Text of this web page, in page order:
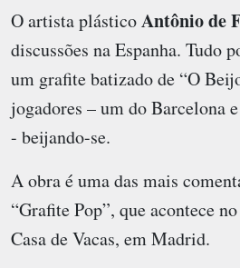
O artista plásticoAntônio de
discussões na Espanha. Tudo
um grafite batizado de “O
jogadores – um do Barcelona
- beijando-se.
A obra é uma das mais
“Grafite Pop”, que acontece
Casa de Vacas, em Madrid.